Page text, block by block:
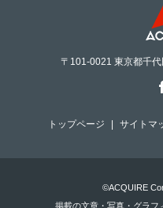
〒101-0021 東京都千
トップページ サイトマ
©ACQUIRE
掲載の文章・写真・グラフ